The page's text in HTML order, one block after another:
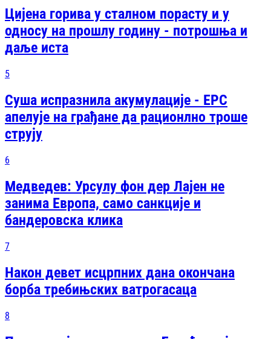
Цијена горива у сталном порасту и у
односу на прошлу годину - потрошња и
даље иста
5
Суша испразнила акумулације - ЕРС
апелује на грађане да рационлно троше
струју
6
Медведев: Урсулу фон дер Лајен не
занима Европа, само санкције и
бандеровска клика
7
Након девет исцрпних дана окончана
борба требињских ватрогасаца
8